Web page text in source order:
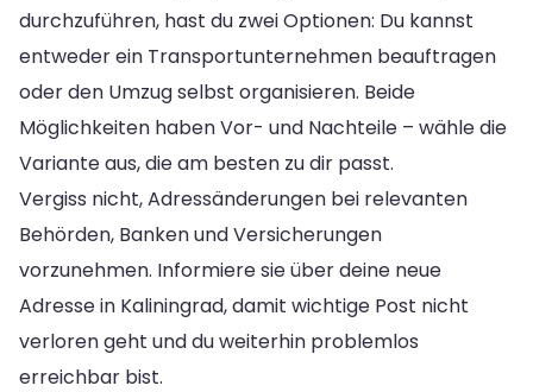
durchzuführen, hast du zwei Optionen: Du kannst
entweder ein Transportunternehmen beauftragen
oder den Umzug selbst organisieren. Beide
Möglichkeiten haben Vor- und Nachteile – wähle die
Variante aus, die am besten zu dir passt.
Vergiss nicht, Adressänderungen bei relevanten
Behörden, Banken und Versicherungen
vorzunehmen. Informiere sie über deine neue
Adresse in Kaliningrad, damit wichtige Post nicht
verloren geht und du weiterhin problemlos
erreichbar bist.